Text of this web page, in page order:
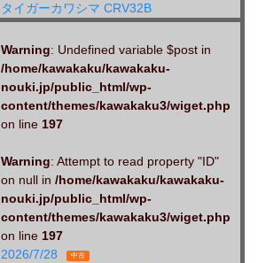
タイガーカワシマ CRV32B
Warning: Undefined variable $post in
/home/kawakaku/kawakaku-
nouki.jp/public_html/wp-
content/themes/kawakaku3/wiget.php
on line 197
Warning: Attempt to read property "ID"
on null in /home/kawakaku/kawakaku-
nouki.jp/public_html/wp-
content/themes/kawakaku3/wiget.php
on line 197
2026/7/28
中古